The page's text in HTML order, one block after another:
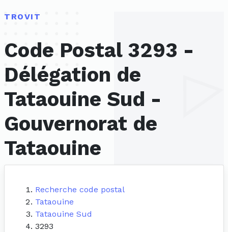
TROVIT
Code Postal 3293 -
Délégation de
Tataouine Sud -
Gouvernorat de
Tataouine
Recherche code postal
Tataouine
Tataouine Sud
3293